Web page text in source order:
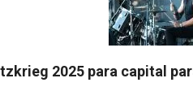
2025 para capital